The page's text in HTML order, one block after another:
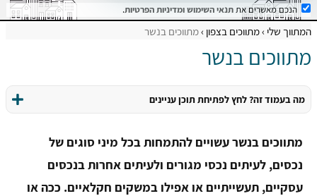
הנכם מאשרים אתתנאי השימושומדיניות הפרטיות.
המתווך שלי מתווכים בצפון מתווכים בנשר
מתווכים בנשר
מה בעמוד זה? לחץ לפתיחת תוכן עניינים
מתווכים בנשר עשויים להתמחות בכל מיני סוגים של
נכסים, לעיתים נכסי מגורים ולעיתים אחרות בנכסים
עסקיים, תעשייתיים או אפילו במשקים חקלאיים. ככה או